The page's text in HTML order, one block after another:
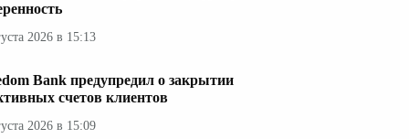
2026 в 15:13
Bank предупредил о закрытии
счетов клиентов
2026 в 15:09